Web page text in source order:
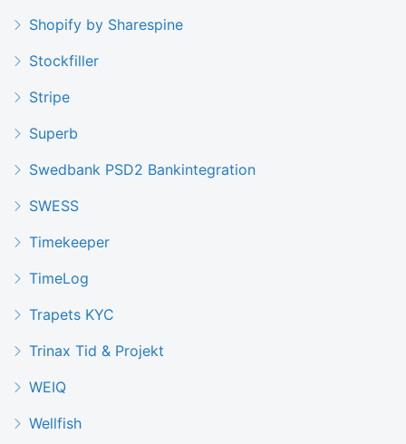
Shopify by Sharespine
Stockfiller
Stripe
Superb
Swedbank PSD2 Bankintegration
SWESS
Timekeeper
TimeLog
Trapets KYC
Trinax Tid & Projekt
WEIQ
Wellfish